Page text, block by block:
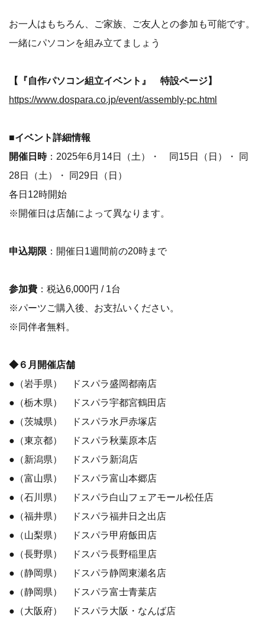
お一人はもちろん、ご家族、ご友人との参加も可能です。
一緒にパソコンを組み立てましょう
【『自作パソコン組立イベント』 特設ページ】
https://www.dospara.co.jp/event/assembly-pc.html
■イベント詳細情報
開催日時：2025年6月14日（土）・ 同15日（日）・ 同
28日（土）・ 同29日（日）
各日12時開始
※開催日は店舗によって異なります。
申込期限 ：開催日1週間前の20時まで
参加費 ：税込6,000円 / 1台
※パーツご購入後、お支払いください。
※同伴者無料。
◆６月開催店舗
●（岩手県） ドスパラ盛岡都南店
●（栃木県） ドスパラ宇都宮鶴田店
●（茨城県） ドスパラ水戸赤塚店
●（東京都） ドスパラ秋葉原本店
●（新潟県） ドスパラ新潟店
●（富山県） ドスパラ富山本郷店
●（石川県） ドスパラ白山フェアモール松任店
●（福井県） ドスパラ福井日之出店
●（山梨県） ドスパラ甲府飯田店
●（長野県） ドスパラ長野稲里店
●（静岡県） ドスパラ静岡東瀬名店
●（静岡県） ドスパラ富士青葉店
●（大阪府） ドスパラ大阪・なんば店